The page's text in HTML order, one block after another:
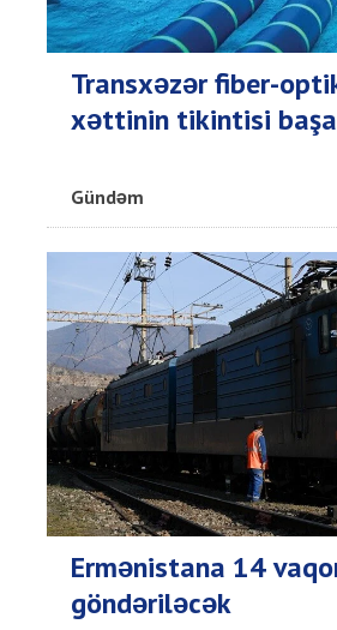
Transxəzər fiber-
xəttinin tikintisi başa
Gündəm
Ermənistana 14
göndəriləcək